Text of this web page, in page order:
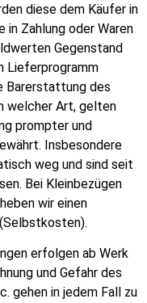
diese dem Käufer in
Zahlung oder Waren
Gegenstand
Lieferprogramm
Barerstattung des
welcher Art, gelten
prompter und
Insbesondere
weg und sind seit
Bei Kleinbezügen
wir einen
erfolgen ab Werk
und Gefahr des
gehen in jedem Fall zu